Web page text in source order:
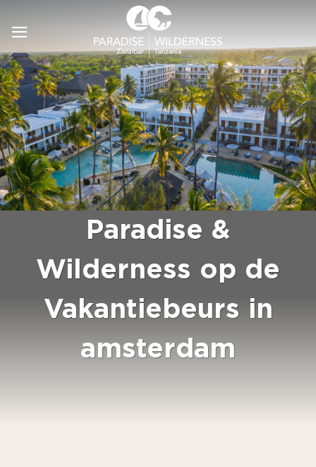
naar
Paradise &
Wilderness op de
Vakantiebeurs in
amsterdam